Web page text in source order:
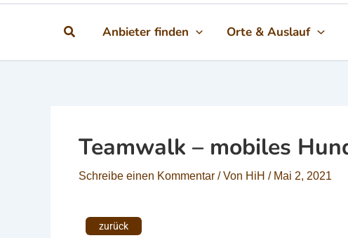
SuchenAnbieter finden Orte & Auslauf
Teamwalk – mobiles
Schreibe einen Kommentar / Von HiH / Mai 2, 2021